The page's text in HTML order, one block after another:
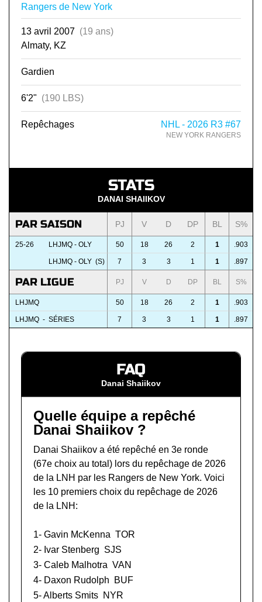
Rangers de New York
13 avril 2007 (19 ans)
Almaty, KZ
Gardien
6'2" (190 LBS)
Repêchages NHL - 2026 R3 #67
NEW YORK RANGERS
STATS
DANAI SHAIIKOV
PAR SAISON PJ V D DP BL S%
25-26 LHJMQ - OLY 50 18 26 2 1 .903
LHJMQ - OLY (S) 7 3 3 1 1 .897
PAR LIGUE PJ V D DP BL S%
LHJMQ 50 18 26 2 1 .903
LHJMQ - SÉRIES 7 3 3 1 1 .897
FAQ
Danai Shaiikov
Quelle équipe a repêché
Danai Shaiikov ?
Danai Shaiikov a été repêché en 3e ronde
(67e choix au total) lors du repêchage de 2026
de la LNH par les Rangers de New York. Voici
les 10 premiers choix du repêchage de 2026
de la LNH:
1- Gavin McKenna TOR
2- Ivar Stenberg SJS
3- Caleb Malhotra VAN
4- Daxon Rudolph
BUF
5-Alberts Smits NYR